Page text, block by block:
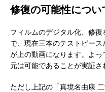
修復の可能性につい
フィルムのデジタル化、修
で、現在三本のテストピー
が上の動画になります。よ
元は可能であることが実証さ
ただし上記の「真境名由康